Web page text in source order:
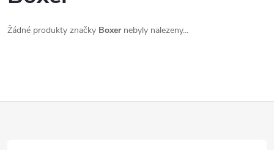
Žádné produkty značky Boxernebyly nalezeny...